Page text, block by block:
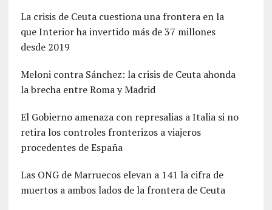
La crisis de Ceuta cuestiona una frontera en la
que Interior ha invertido más de 37 millones
desde 2019
Meloni contra Sánchez: la crisis de Ceuta ahonda
la brecha entre Roma y Madrid
El Gobierno amenaza con represalias a Italia si no
retira los controles fronterizos a viajeros
procedentes de España
Las ONG de Marruecos elevan a 141 la cifra de
muertos a ambos lados de la frontera de Ceuta